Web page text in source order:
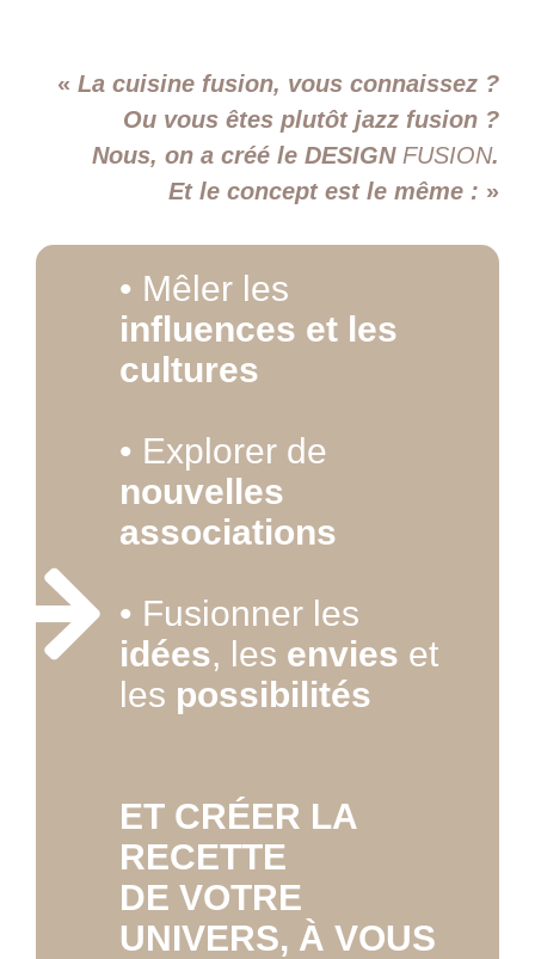
« La cuisine fusion, vous connaissez ?
Ou vous êtes plutôt jazz fusion ?
Nous, on a créé le DESIGN FUSION.
Et le concept est le même : »
• Mêler les
influences et les
cultures
• Explorer de
nouvelles
associations
• Fusionner les
idées, les envies et
les possibilités
ET CRÉER LA
RECETTE
DE VOTRE
UNIVERS, À VOUS